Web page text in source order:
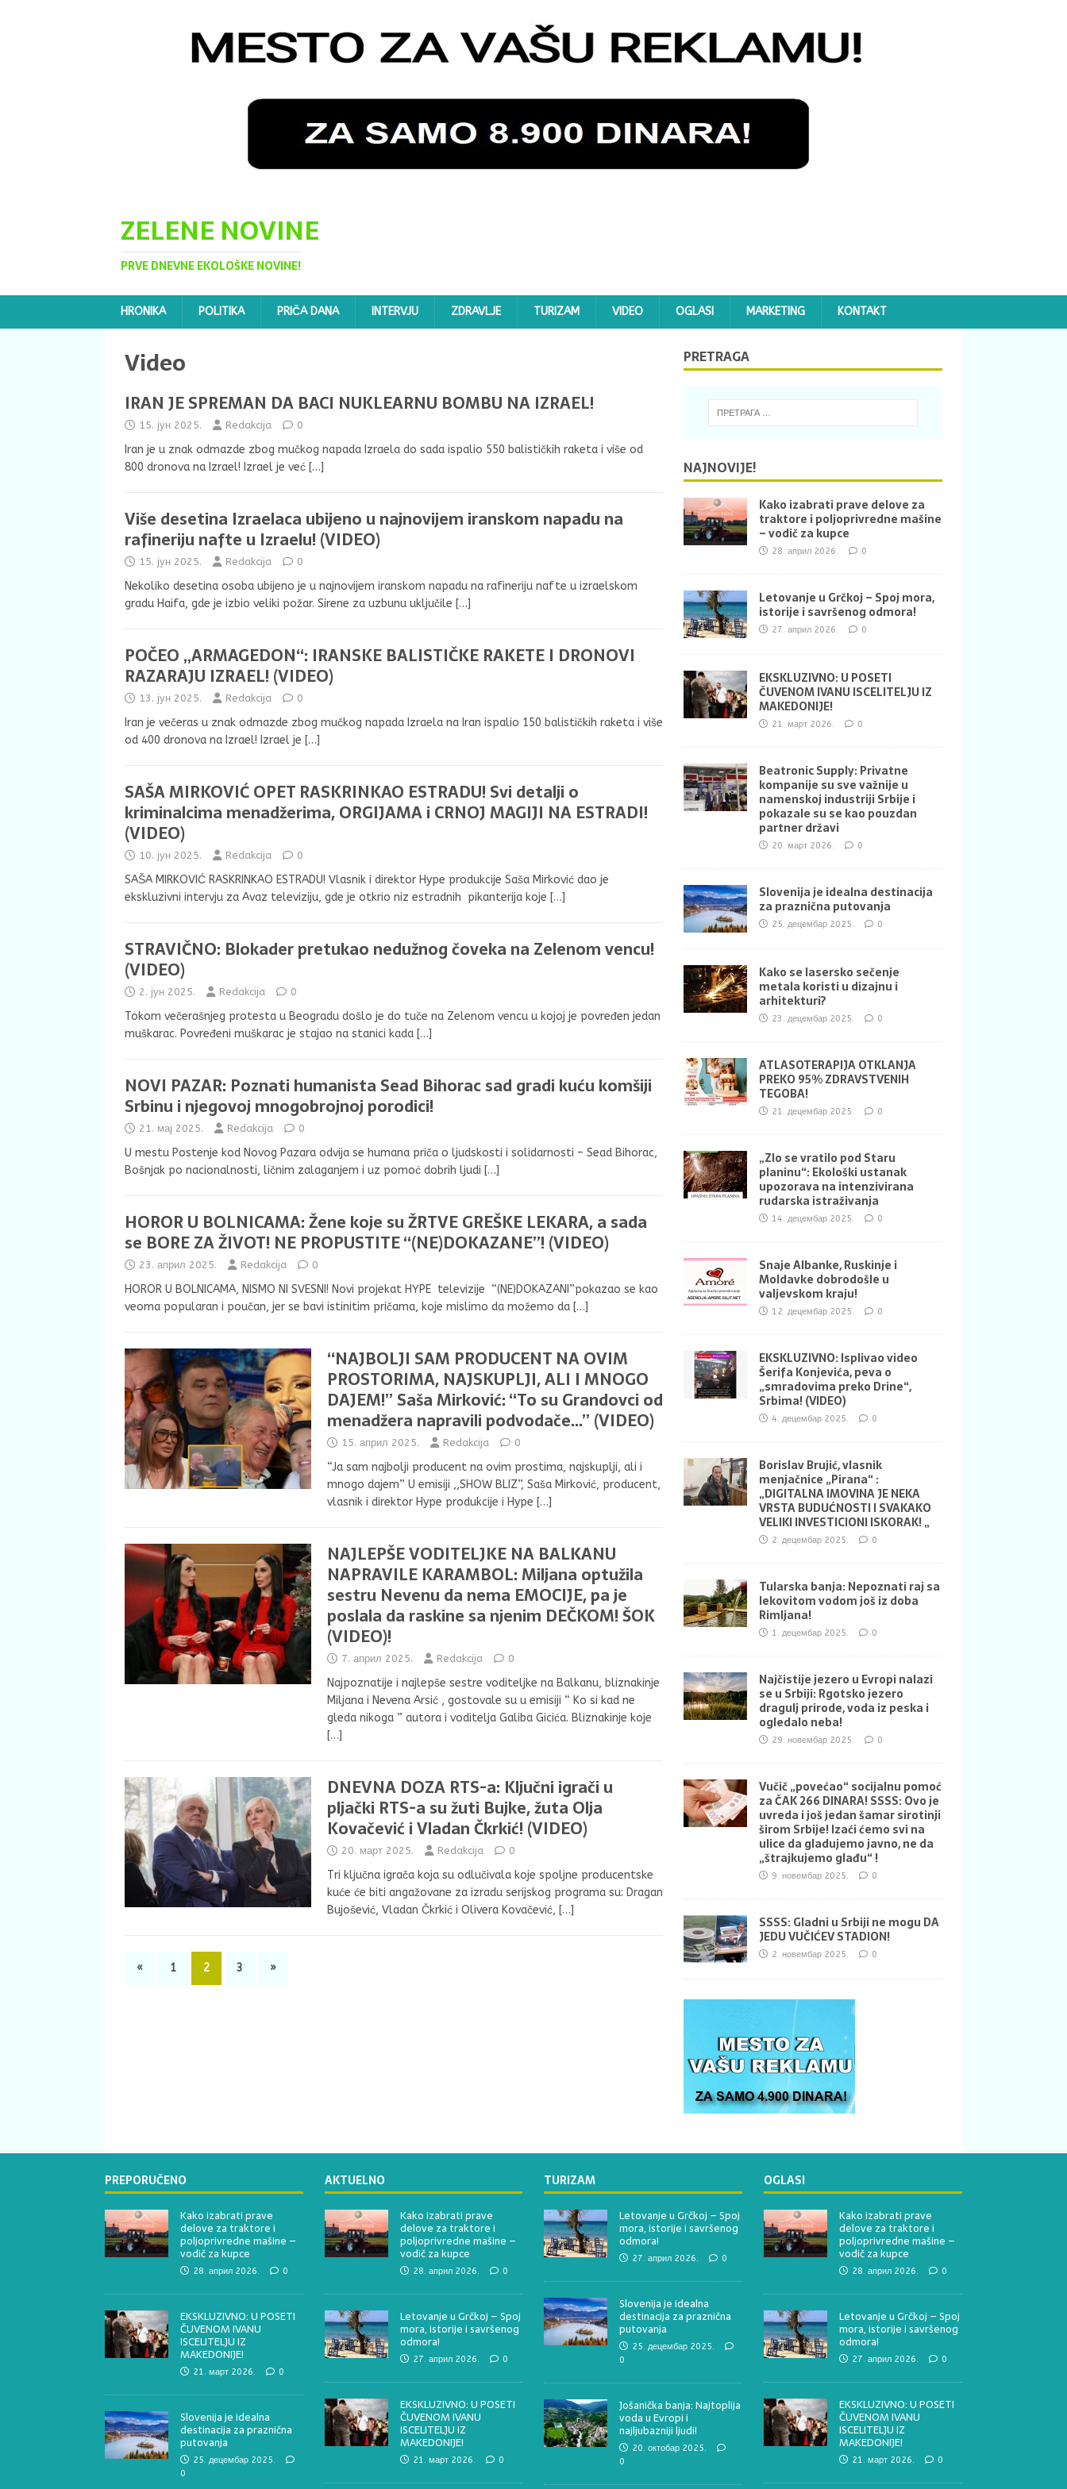
ZELENE NOVINE
PRVE DNEVNE EKOLOŠKE NOVINE!
HRONIKA POLITIKA PRIČA DANA INTERVJU ZDRAVLJE TURIZAM VIDEO OGLASI MARKETING KONTAKT
Video
IRAN JE SPREMAN DA BACI NUKLEARNU BOMBU NA IZRAEL!
15. јун 2025. Redakcija 0
Iran je u znak odmazde zbog mučkog napada Izraela do sada ispalio 550 balističkih raketa i više od
800 dronova na Izrael! Izrael je već […]
Više desetina Izraelaca ubijeno u najnovijem iranskom napadu na
rafineriju nafte u Izraelu! (VIDEO)
15. јун 2025. Redakcija 0
Nekoliko desetina osoba ubijeno je u najnovijem iranskom napadu na rafineriju nafte u izraelskom
gradu Haifa, gde je izbio veliki požar. Sirene za uzbunu uključile […]
POČEO „ARMAGEDON“: IRANSKE BALISTIČKE RAKETE I DRONOVI
RAZARAJU IZRAEL! (VIDEO)
13. јун 2025. Redakcija 0
Iran je večeras u znak odmazde zbog mučkog napada Izraela na Iran ispalio 150 balističkih raketa i više
od 400 dronova na Izrael! Izrael je […]
SAŠA MIRKOVIĆ OPET RASKRINKAO ESTRADU! Svi detalji o
kriminalcima menadžerima, ORGIJAMA i CRNOJ MAGIJI NA ESTRADI!
(VIDEO)
10. јун 2025. Redakcija 0
SAŠA MIRKOVIĆ RASKRINKAO ESTRADU! Vlasnik i direktor Hype produkcije Saša Mirković dao je
ekskluzivni intervju za Avaz televiziju, gde je otkrio niz estradnih pikanterija koje […]
STRAVIČNO: Blokader pretukao nedužnog čoveka na Zelenom vencu!
(VIDEO)
2. јун 2025. Redakcija 0
Tokom večerašnjeg protesta u Beogradu došlo je do tuče na Zelenom vencu u kojoj je povređen jedan
muškarac. Povređeni muškarac je stajao na stanici kada […]
NOVI PAZAR: Poznati humanista Sead Bihorac sad gradi kuću komšiji
Srbinu i njegovoj mnogobrojnoj porodici!
21. мај 2025. Redakcija 0
U mestu Postenje kod Novog Pazara odvija se humana priča o ljudskosti i solidarnosti – Sead Bihorac,
Bošnjak po nacionalnosti, ličnim zalaganjem i uz pomoć dobrih ljudi […]
HOROR U BOLNICAMA: Žene koje su ŽRTVE GREŠKE LEKARA, a sada
se BORE ZA ŽIVOT! NE PROPUSTITE “(NE)DOKAZANE”! (VIDEO)
23. април 2025. Redakcija 0
HOROR U BOLNICAMA, NISMO NI SVESNI! Novi projekat HYPE televizije “(NE)DOKAZANI”pokazao se kao
veoma popularan i poučan, jer se bavi istinitim pričama, koje mislimo da možemo da […]
“NAJBOLJI SAM PRODUCENT NA OVIM
PROSTORIMA, NAJSKUPLJI, ALI I MNOGO
DAJEM!” Saša Mirković: “To su Grandovci od
menadžera napravili podvodače…” (VIDEO)
15. април 2025. Redakcija 0
“Ja sam najbolji producent na ovim prostima, najskuplji, ali i
mnogo dajem” U emisiji ,,SHOW BLIZ”, Saša Mirković, producent,
vlasnik i direktor Hype produkcije i Hype […]
NAJLEPŠE VODITELJKE NA BALKANU
NAPRAVILE KARAMBOL: Miljana optužila
sestru Nevenu da nema EMOCIJE, pa je
poslala da raskine sa njenim DEČKOM! ŠOK
(VIDEO)!
7. април 2025. Redakcija 0
Najpoznatije i najlepše sestre voditeljke na Balkanu, bliznakinje
Miljana i Nevena Arsić , gostovale su u emisiji “ Ko si kad ne
gleda nikoga ” autora i voditelja Galiba Gicića. Bliznakinje koje
[…]
DNEVNA DOZA RTS-a: Ključni igrači u
pljački RTS-a su žuti Bujke, žuta Olja
Kovačević i Vladan Čkrkić! (VIDEO)
20. март 2025. Redakcija 0
Tri ključna igrača koja su odlučivala koje spoljne producentske
kuće će biti angažovane za izradu serijskog programa su: Dragan
Bujošević, Vladan Čkrkić i Olivera Kovačević, […]
« 1 2 3 »
PRETRAGA
NAJNOVIJE!
Kako izabrati prave delove za
traktore i poljoprivredne mašine
– vodič za kupce
28. април 2026. 0
Letovanje u Grčkoj – Spoj mora,
istorije i savršenog odmora!
27. април 2026. 0
EKSKLUZIVNO: U POSETI
ČUVENOM IVANU ISCELITELJU IZ
MAKEDONIJE!
21. март 2026. 0
Beatronic Supply: Privatne
kompanije su sve važnije u
namenskoj industriji Srbije i
pokazale su se kao pouzdan
partner državi
20. март 2026. 0
Slovenija je idealna destinacija
za praznična putovanja
25. децембар 2025. 0
Kako se lasersko sečenje
metala koristi u dizajnu i
arhitekturi?
23. децембар 2025. 0
ATLASOTERAPIJA OTKLANJA
PREKO 95% ZDRAVSTVENIH
TEGOBA!
21. децембар 2025. 0
„Zlo se vratilo pod Staru
planinu“: Ekološki ustanak
upozorava na intenzivirana
rudarska istraživanja
14. децембар 2025. 0
Snaje Albanke, Ruskinje i
Moldavke dobrodošle u
valjevskom kraju!
12. децембар 2025. 0
EKSKLUZIVNO: Isplivao video
Šerifa Konjevića, peva o
„smradovima preko Drine“,
Srbima! (VIDEO)
4. децембар 2025. 0
Borislav Brujić, vlasnik
menjačnice „Pirana“ :
„DIGITALNA IMOVINA JE NEKA
VRSTA BUDUĆNOSTI I SVAKAKO
VELIKI INVESTICIONI ISKORAK! „
2. децембар 2025. 0
Tularska banja: Nepoznati raj sa
lekovitom vodom još iz doba
Rimljana!
1. децембар 2025. 0
Najčistije jezero u Evropi nalazi
se u Srbiji: Rgotsko jezero
dragulj prirode, voda iz peska i
ogledalo neba!
29. новембар 2025. 0
Vučič „povećao“ socijalnu pomoć
za ČAK 266 DINARA! SSSS: Ovo je
uvreda i još jedan šamar sirotinji
širom Srbije! Izaći ćemo svi na
ulice da gladujemo javno, ne da
„štrajkujemo glađu“ !
9. новембар 2025. 0
SSSS: Gladni u Srbiji ne mogu DA
JEDU VUČIĆEV STADION!
2. новембар 2025. 0
PREPORUČENO
Kako izabrati prave
delove za traktore i
poljoprivredne mašine –
vodič za kupce
28. април 2026. 0
EKSKLUZIVNO: U POSETI
ČUVENOM IVANU
ISCELITELJU IZ
MAKEDONIJE!
21. март 2026. 0
Slovenija je idealna
destinacija za praznična
putovanja
25. децембар 2025.
0
AKTUELNO
Kako izabrati prave
delove za traktore i
poljoprivredne mašine –
vodič za kupce
28. април 2026. 0
Letovanje u Grčkoj – Spoj
mora, istorije i savršenog
odmora!
27. април 2026. 0
EKSKLUZIVNO: U POSETI
ČUVENOM IVANU
ISCELITELJU IZ
MAKEDONIJE!
21. март 2026. 0
TURIZAM
Letovanje u Grčkoj – Spoj
mora, istorije i savršenog
odmora!
27. април 2026. 0
Slovenija je idealna
destinacija za praznična
putovanja
25. децембар 2025.
0
Jošanička banja: Najtoplija
voda u Evropi i
najljubazniji ljudi!
20. октобар 2025.
0
OGLASI
Kako izabrati prave
delove za traktore i
poljoprivredne mašine –
vodič za kupce
28. април 2026. 0
Letovanje u Grčkoj – Spoj
mora, istorije i savršenog
odmora!
27. април 2026. 0
EKSKLUZIVNO: U POSETI
ČUVENOM IVANU
ISCELITELJU IZ
MAKEDONIJE!
21. март 2026. 0